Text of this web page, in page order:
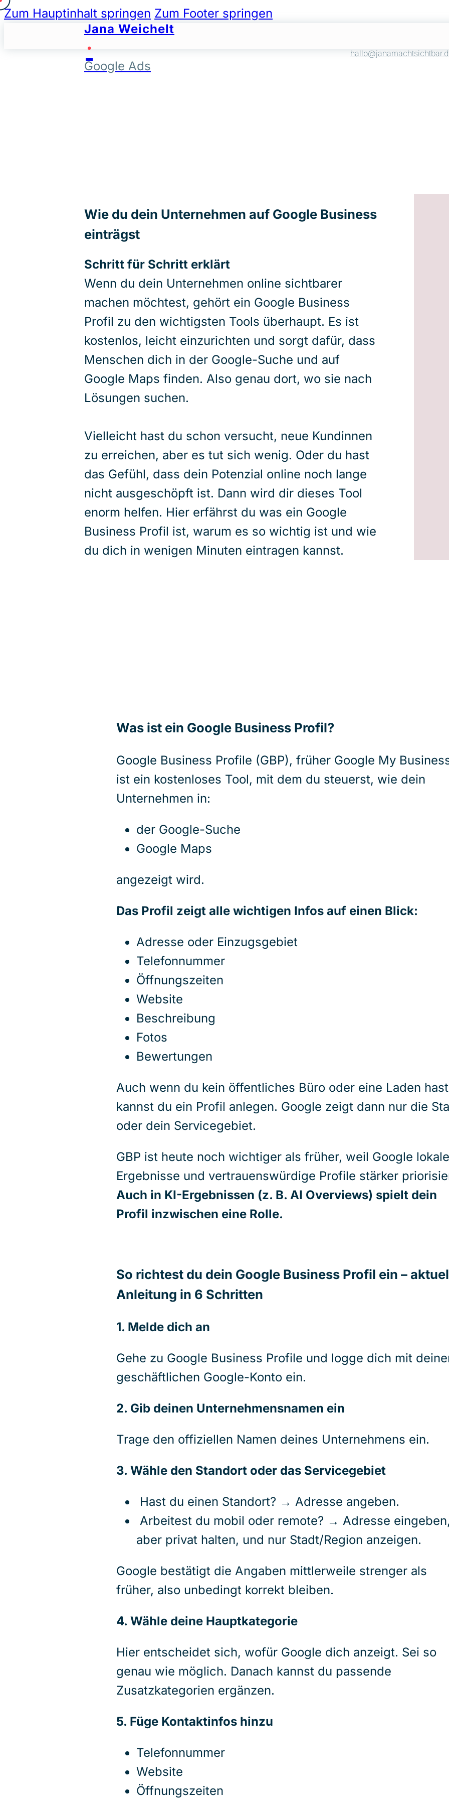
Zum Hauptinhalt springen Zum Footer springen
Jana Weichelt
·
Google Ads
Wie du dein Unternehmen auf Google Business
einträgst
Schritt für Schritt erklärt
Wenn du dein Unternehmen online sichtbarer
machen möchtest, gehört ein Google Business
Profil zu den wichtigsten Tools überhaupt. Es ist
kostenlos, leicht einzurichten und sorgt dafür, dass
Menschen dich in der Google-Suche und auf
Google Maps finden. Also genau dort, wo sie nach
Lösungen suchen.
Vielleicht hast du schon versucht, neue Kundinnen
zu erreichen, aber es tut sich wenig. Oder du hast
das Gefühl, dass dein Potenzial online noch lange
nicht ausgeschöpft ist. Dann wird dir dieses Tool
enorm helfen. Hier erfährst du was ein Google
Business Profil ist, warum es so wichtig ist und wie
du dich in wenigen Minuten eintragen kannst.
Was ist ein Google Business Profil?
Google Business Profile (GBP), früher Google My
ist ein kostenloses Tool, mit dem du steuerst, wie dein
Unternehmen in:
der Google-Suche
Google Maps
angezeigt wird.
Das Profil zeigt alle wichtigen Infos auf einen Blick:
Adresse oder Einzugsgebiet
Telefonnummer
Öffnungszeiten
Website
Beschreibung
Fotos
Bewertungen
Auch wenn du kein öffentliches Büro oder eine Laden
kannst du ein Profil anlegen. Google zeigt dann nur die
oder dein Servicegebiet.
GBP ist heute noch wichtiger als früher, weil Google lokale
Ergebnisse und vertrauenswürdige Profile stärker
Auch in KI-Ergebnissen (z. B. AI Overviews) spielt dein
Profil inzwischen eine Rolle.
So richtest du dein Google Business Profil ein –
Anleitung in 6 Schritten
1. Melde dich an
Gehe zu Google Business Profile und logge dich mit
geschäftlichen Google-Konto ein.
2. Gib deinen Unternehmensnamen ein
Trage den offiziellen Namen deines Unternehmens ein.
3. Wähle den Standort oder das Servicegebiet
Hast du einen Standort? → Adresse angeben.
Arbeitest du mobil oder remote? → Adresse
aber privat halten, und nur Stadt/Region anzeigen.
Google bestätigt die Angaben mittlerweile strenger als
früher, also unbedingt korrekt bleiben.
4. Wähle deine Hauptkategorie
Hier entscheidet sich, wofür Google dich anzeigt. Sei so
genau wie möglich. Danach kannst du passende
Zusatzkategorien ergänzen.
5. Füge Kontaktinfos hinzu
Telefonnummer
Website
Öffnungszeiten